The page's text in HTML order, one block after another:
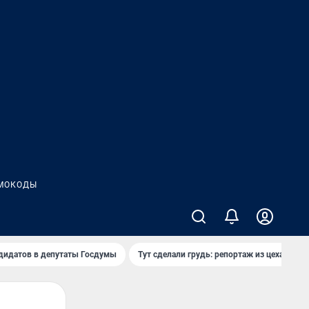
в депутаты Госдумы Тут сделали грудь: репортаж из цеха